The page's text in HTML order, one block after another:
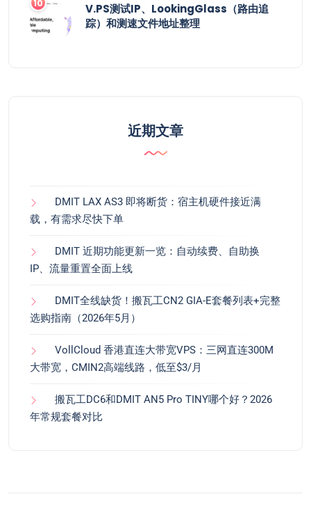
V.PS测试IP、LookingGlass（路由追
踪）和测速文件地址整理
近期文章
DMIT LAX AS3 即将断货：宿主机硬件接近满
载，有需求尽快下单
DMIT 近期功能更新一览：自动续费、自助换
IP、流量重置全面上线
DMIT全线缺货！搬瓦工CN2 GIA-E套餐列表+完整
选购指南（2026年5月）
VollCloud 香港直连大带宽VPS：三网直连300M
大带宽，CMIN2高端线路，低至$3/月
搬瓦工DC6和DMIT AN5 Pro TINY哪个好？2026
年常规套餐对比